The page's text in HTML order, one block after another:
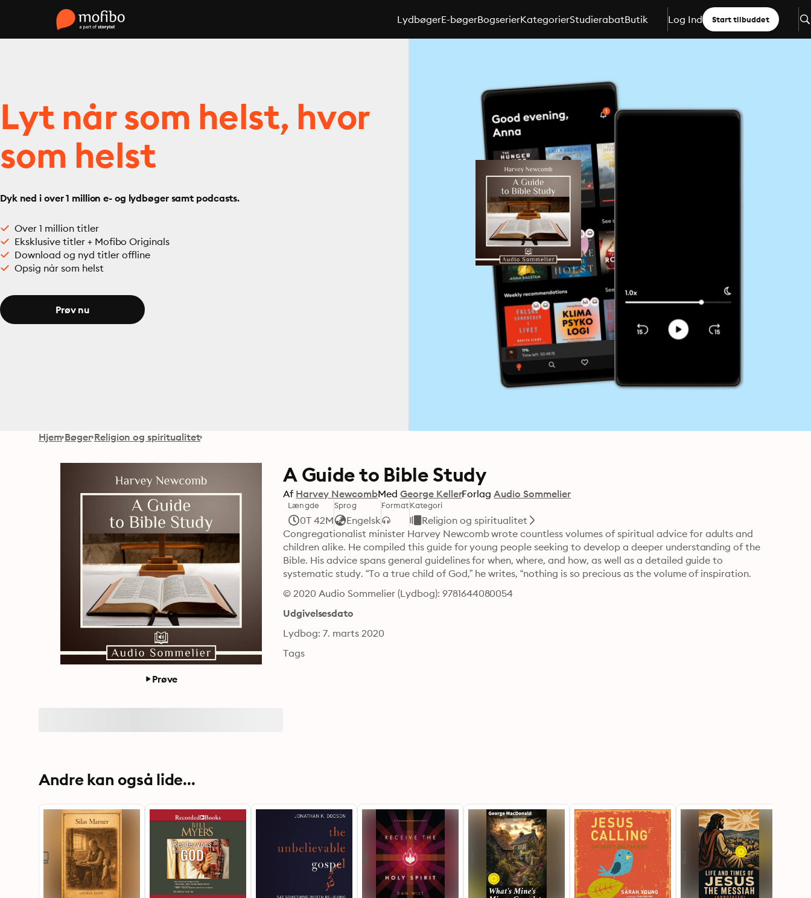
LydbøgerE-bøgerBogserierKategorierStudierabatButik Log Ind Start tilbuddet
Lyt når som helst, hvor
som helst
Dyk ned i over 1 million e- og lydbøger samt podcasts.
Over 1 million titler
Eksklusive titler + Mofibo Originals
Download og nyd titler offline
Opsig når som helst
Prøv nu
Hjem Bøger Religion og spiritualitet
Prøve
A Guide to Bible Study
Af Harvey NewcombMed George KellerForlag Audio Sommelier
Længde
0T 42M
Sprog
Engelsk
FormatKategori
Religion og spiritualitet
Congregationalist minister Harvey Newcomb wrote countless volumes of spiritual advice for adults and
children alike. He compiled this guide for young people seeking to develop a deeper understanding of the
Bible. His advice spans general guidelines for when, where, and how, as well as a detailed guide to
systematic study. “To a true child of God,” he writes, “nothing is so precious as the volume of inspiration.
© 2020 Audio Sommelier (Lydbog): 9781644080054
Udgivelsesdato
Lydbog: 7. marts 2020
Tags
Andre kan også lide...